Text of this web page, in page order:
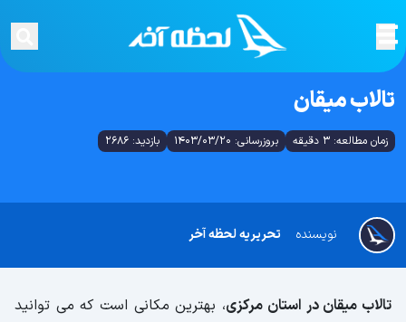
تالاب میقان
زمان مطالعه: 3 دقیقه بروزرسانی: 1403/03/20 بازدید: 2686
تحریریه لحظه آخر نویسنده
تالاب میقان در استان مرکزی، بهترین مکانی است که می توانید